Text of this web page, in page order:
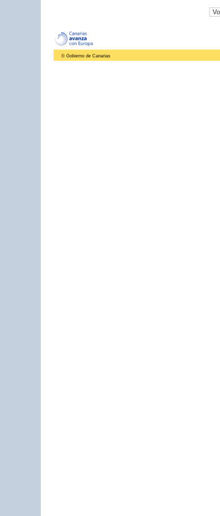
© Gobierno de Canarias